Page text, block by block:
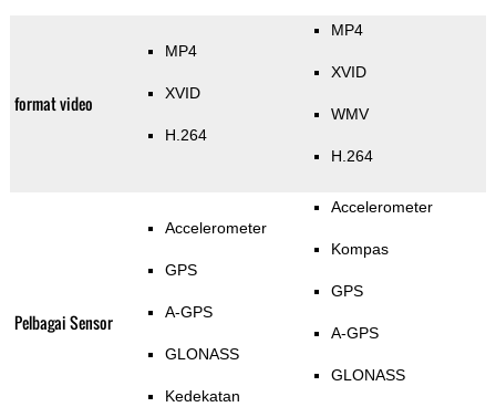
format video
MP4
XVID
H.264
MP4
XVID
WMV
H.264
Pelbagai Sensor
Accelerometer
GPS
A-GPS
GLONASS
Kedekatan
Accelerometer
Kompas
GPS
A-GPS
GLONASS